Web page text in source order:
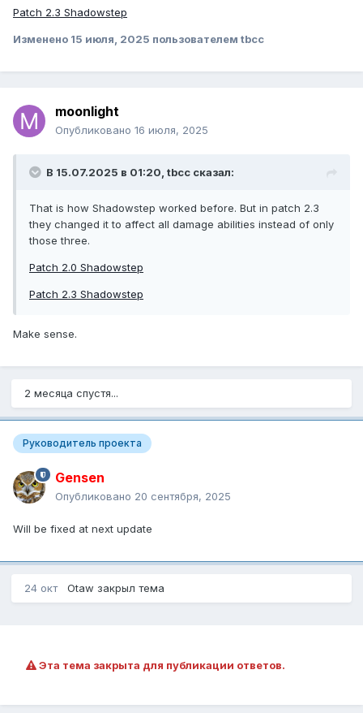
Patch 2.3 Shadowstep
Изменено 15 июля, 2025 пользователем tbcc
moonlight
Опубликовано 16 июля, 2025
В 15.07.2025 в 01:20, tbcc сказал:
That is how Shadowstep worked before. But in patch 2.3
they changed it to affect all damage abilities instead of only
those three.
Patch 2.0 Shadowstep
Patch 2.3 Shadowstep
Make sense.
2 месяца спустя...
Руководитель проекта
Gensen
Опубликовано 20 сентября, 2025
Will be fixed at next update
24 окт Otaw закрыл тема
Эта тема закрыта для публикации ответов.